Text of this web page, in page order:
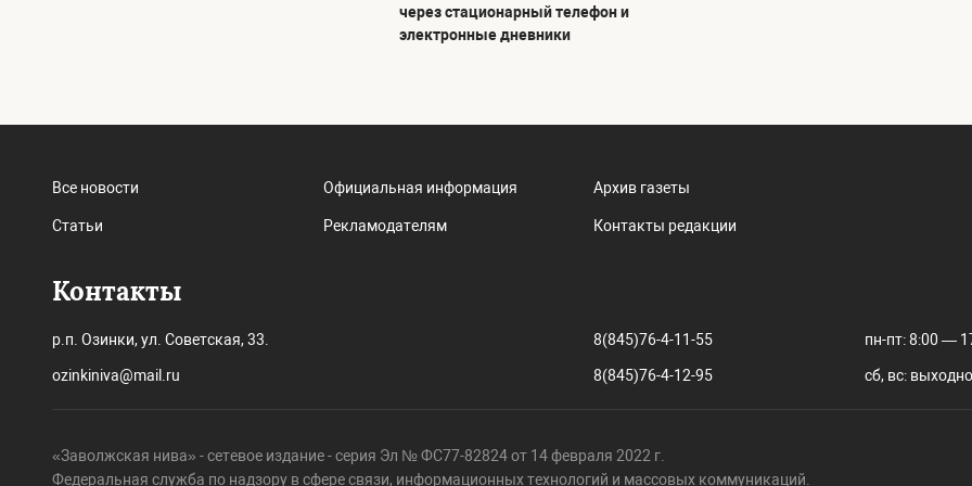
через стационарный телефон и
электронные дневники
Все новости
Статьи
Официальная информация
Рекламодателям
Архив газеты
Контакты редакции
Контакты
р.п. Озинки, ул. Советская, 33.
ozinkiniva@mail.ru
8(845)76-4-11-55
8(845)76-4-12-95
пн-пт: 8:00 —
сб, вс:
«Заволжская нива» - сетевое издание - серия Эл № ФС77-82824 от 14 февраля 2022 г.
Федеральная служба по надзору в сфере связи, информационных технологий и массовых коммуникаций.